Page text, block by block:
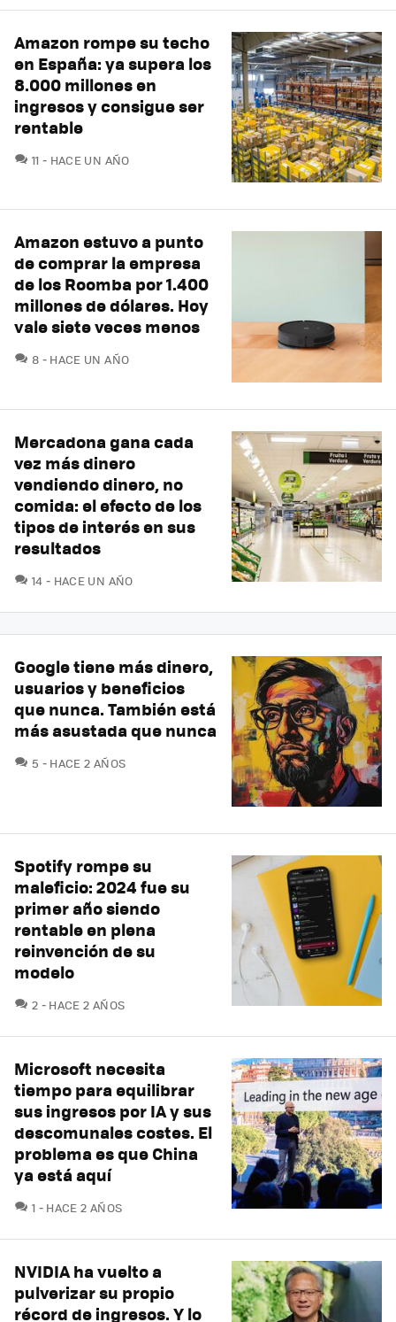
Amazon rompe su techo
en España: ya supera los
8.000 millones en
ingresos y consigue ser
rentable
11 COMENTARIOS
HACE UN AÑO
Amazon estuvo a punto
de comprar la empresa
de los Roomba por 1.400
millones de dólares. Hoy
vale siete veces menos
8 COMENTARIOS
HACE UN AÑO
Mercadona gana cada
vez más dinero
vendiendo dinero, no
comida: el efecto de los
tipos de interés en sus
resultados
14 COMENTARIOS
HACE UN AÑO
Google tiene más dinero,
usuarios y beneficios
que nunca. También está
más asustada que nunca
5 COMENTARIOS
HACE 2 AÑOS
Spotify rompe su
maleficio: 2024 fue su
primer año siendo
rentable en plena
reinvención de su
modelo
2 COMENTARIOS
HACE 2 AÑOS
Microsoft necesita
tiempo para equilibrar
sus ingresos por IA y sus
descomunales costes. El
problema es que China
ya está aquí
1 COMENTARIOS
HACE 2 AÑOS
NVIDIA ha vuelto a
pulverizar su propio
récord de ingresos. Y lo